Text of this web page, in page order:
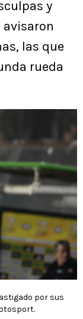
y
avisaron
las que
rueda
por sus